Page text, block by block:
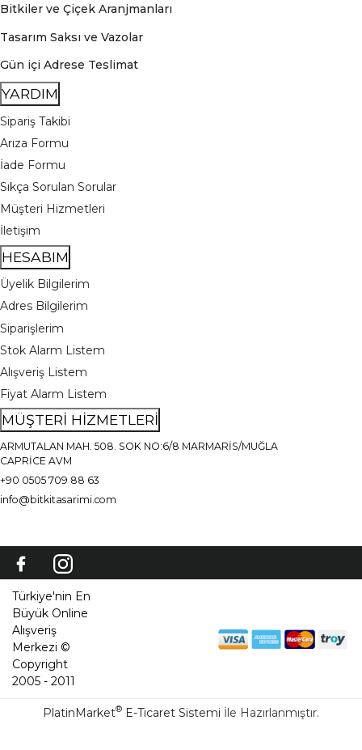
Bitkiler ve Çiçek Aranjmanları
Tasarım Saksı ve Vazolar
Gün içi Adrese Teslimat
YARDIM
Sipariş Takibi
Arıza Formu
İade Formu
Sıkça Sorulan Sorular
Müşteri Hizmetleri
İletişim
HESABIM
Üyelik Bilgilerim
Adres Bilgilerim
Siparişlerim
Stok Alarm Listem
Alışveriş Listem
Fiyat Alarm Listem
MÜŞTERİ HİZMETLERİ
ARMUTALAN MAH. 508. SOK NO:6/8 MARMARİS/MUĞLA
CAPRİCE AVM
+90 0505 709 88 63
info@bitkitasarimi.com
Türkiye'nin En
Büyük Online
Alışveriş
Merkezi ©
Copyright
2005 - 2011
PlatinMarket® E-Ticaret Sistemi İle Hazırlanmıştır.